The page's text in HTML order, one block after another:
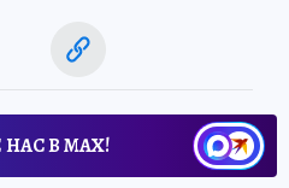
В МАХ!